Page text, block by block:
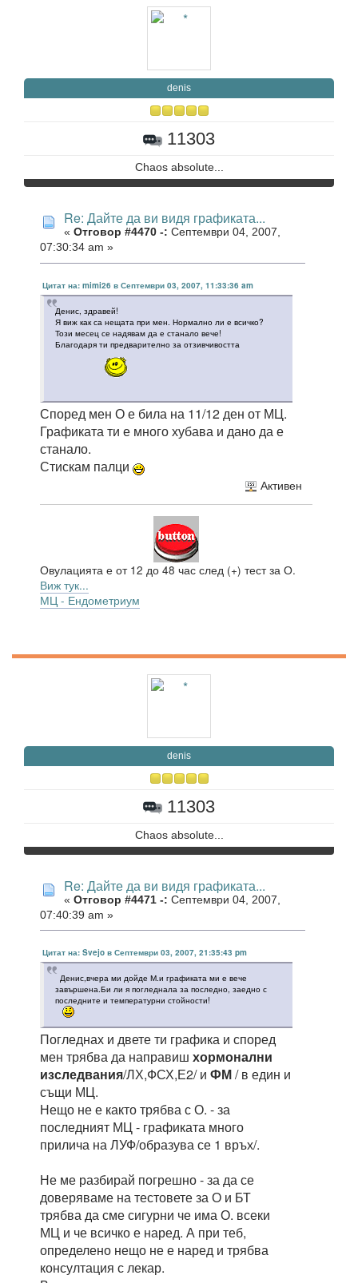
denis
11303
Chaos absolute...
Re: Дайте да ви видя графиката...
« Отговор #4470 -: Септември 04, 2007,
07:30:34 am »
Цитат на: mimi26 в Септември 03, 2007, 11:33:36 am
Денис, здравей!
Я виж как са нещата при мен. Нормално ли е всичко?
Този месец се надявам да е станало вече!
Благодаря ти предварително за отзивчивостта
Според мен О е била на 11/12 ден от МЦ.
Графиката ти е много хубава и дано да е
станало.
Стискам палци
Активен
Овулацията е от 12 до 48 час след (+) тест за О.
Виж тук...
МЦ - Ендометриум
denis
11303
Chaos absolute...
Re: Дайте да ви видя графиката...
« Отговор #4471 -: Септември 04, 2007,
07:40:39 am »
Цитат на: Svejo в Септември 03, 2007, 21:35:43 pm
Денис,вчера ми дойде М.и графиката ми е вече
завършена.Би ли я погледнала за последно, заедно с
последните и температурни стойности!
Погледнах и двете ти графика и според
мен трябва да направиш хормонални
изследвания/ЛХ,ФСХ,Е2/ и ФМ/ в един и
същи МЦ.
Нещо не е както трябва с О. - за
последният МЦ - графиката много
прилича на ЛУФ/образува се 1 връх/.
Не ме разбирай погрешно - за да се
доверяваме на тестовете за О и БТ
трябва да сме сигурни че има О. всеки
МЦ и че всичко е наред. А при теб,
определено нещо не е наред и трябва
консултация с лекар.